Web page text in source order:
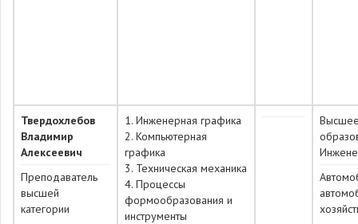
Твердохлебов
Владимир
Алексеевич
Преподаватель
высшей
категории
1. Инженерная графика
2. Компьютерная
графика
3. Техническая механика
4. Процессы
формообразования и
инструменты